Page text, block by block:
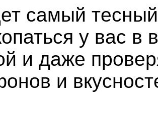
самый
у вас
и даже
и